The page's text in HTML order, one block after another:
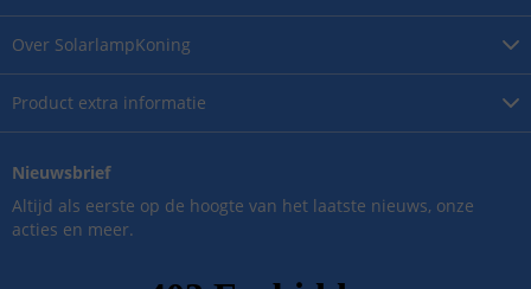
Over SolarlampKoning
Product extra informatie
Nieuwsbrief
Altijd als eerste op de hoogte van het laatste nieuws, onze
acties en meer.